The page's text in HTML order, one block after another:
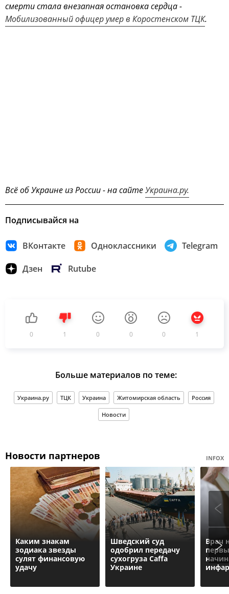
смерти стала внезапная остановка сердца -
Мобилизованный офицер умер в Коростенском ТЦК.
Всё об Украине из России - на сайтеУкраина.ру.
Подписывайся на
ВКонтакте Одноклассники Telegram
Дзен Rutube
0 1 0 0 0 1
Больше материалов по теме:
Украина.ру ТЦК Украина Житомирская область Россия
Новости
Новости партнеров INFOX
Каким знакам
зодиака звезды
сулят финансовую
удачу
Шведский суд
одобрил передачу
сухогруза Caffa
Украине
Врач